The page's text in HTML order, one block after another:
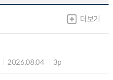
더보기
2026.08.04 3p